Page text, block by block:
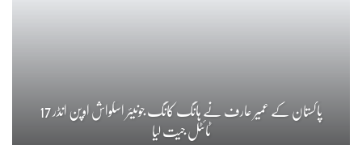
پاکستان کے عمیر عارف نے ہانگ کانگ جونیئر اسکواش اوپن انڈر 17
ٹائٹل جیت لیا